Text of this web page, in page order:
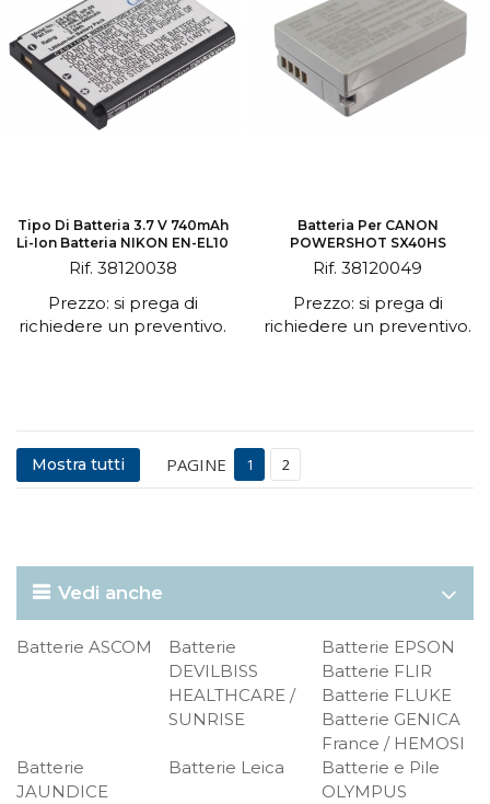
Tipo Di Batteria 3.7 V 740mAh
Li-Ion Batteria NIKON EN-EL10
Rif. 38120038
Prezzo: si prega di
richiedere un preventivo.
Batteria Per CANON
POWERSHOT SX40HS
Rif. 38120049
Prezzo: si prega di
richiedere un preventivo.
Mostra tutti PAGINE 1 2
Vedi anche
Batterie ASCOM
Batterie
DEVILBISS
HEALTHCARE /
SUNRISE
Batterie EPSON
Batterie FLIR
Batterie FLUKE
Batterie GENICA
France / HEMOSI
Batterie
JAUNDICE
Batterie Leica
Batterie e Pile
OLYMPUS